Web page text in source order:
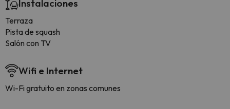
Instalaciones
Terraza
Pista de squash
Salón con TV
Wifi e Internet
Wi-Fi gratuito en zonas comunes